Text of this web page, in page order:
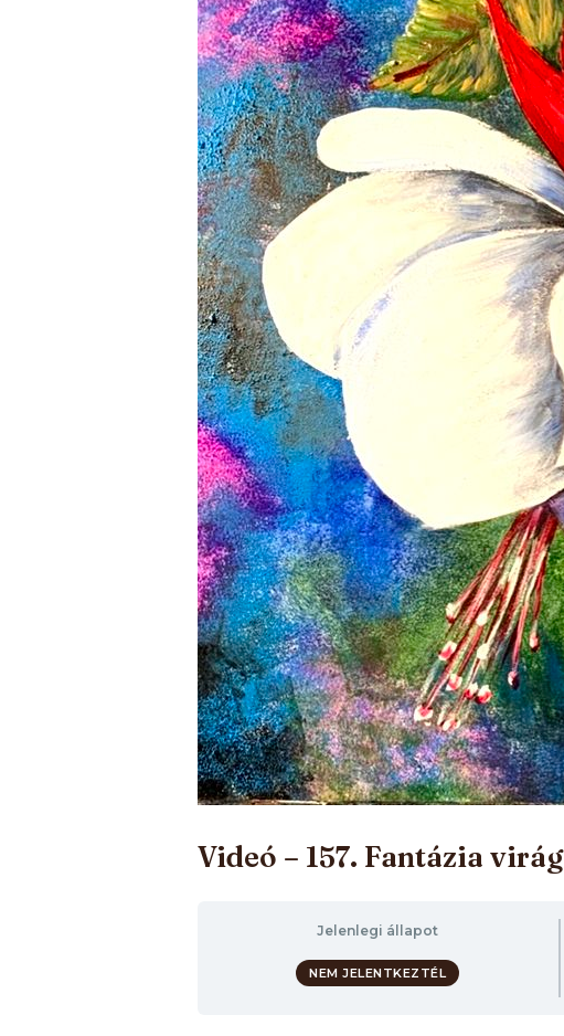
Videó – 157. Fantázia virág
Jelenlegi állapot
NEM JELENTKEZTÉL